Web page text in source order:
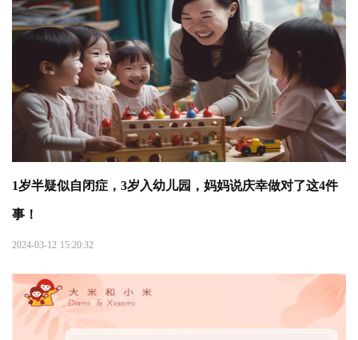
1岁半疑似自闭症，3岁入幼儿园，妈妈说庆幸做对了这4件
事！
2024-03-12 15:20:32